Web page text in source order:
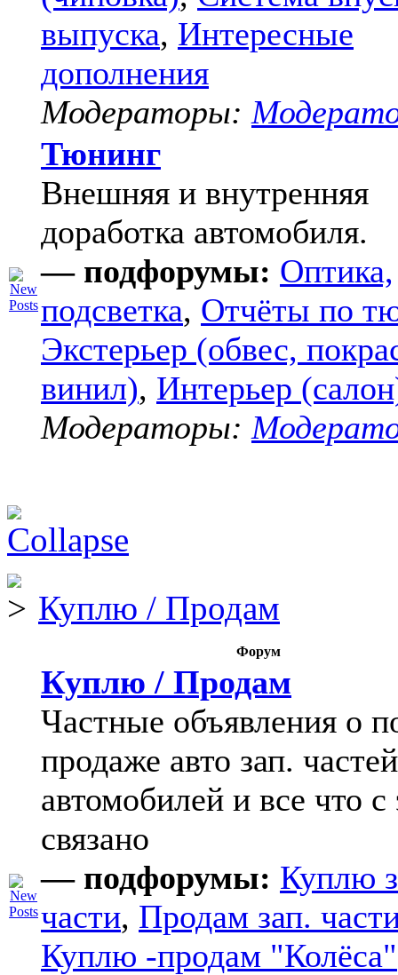
выпуска, Интересные
дополнения
Модераторы:
Тюнинг
Внешняя и внутренняя
доработка автомобиля.
— подфорумы: Оптика,
подсветка, Отчёты по
Экстерьер (обвес,
винил), Интерьер
Модераторы:
Куплю / Продам
Форум
Куплю / Продам
Частные объявления о
продаже авто зап.
автомобилей и все что с
связано
— подфорумы: Куплю
части, Продам зап.
Куплю -продам "Колёса"